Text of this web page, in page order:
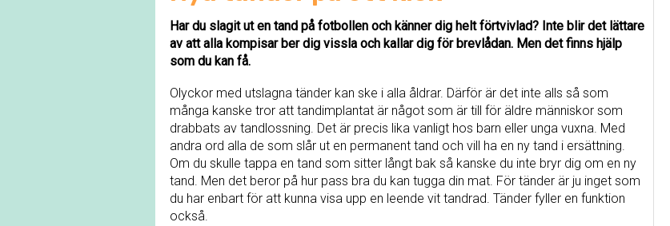
Har du slagit ut en tand på fotbollen och känner dig helt förtvivlad? Inte blir det lättare
av att alla kompisar ber dig vissla och kallar dig för brevlådan. Men det finns hjälp
som du kan få.
Olyckor med utslagna tänder kan ske i alla åldrar. Därför är det inte alls så som
många kanske tror att tandimplantat är något som är till för äldre människor som
drabbats av tandlossning. Det är precis lika vanligt hos barn eller unga vuxna. Med
andra ord alla de som slår ut en permanent tand och vill ha en ny tand i ersättning.
Om du skulle tappa en tand som sitter långt bak så kanske du inte bryr dig om en ny
tand. Men det beror på hur pass bra du kan tugga din mat. För tänder är ju inget som
du har enbart för att kunna visa upp en leende vit tandrad. Tänder fyller en funktion
också.